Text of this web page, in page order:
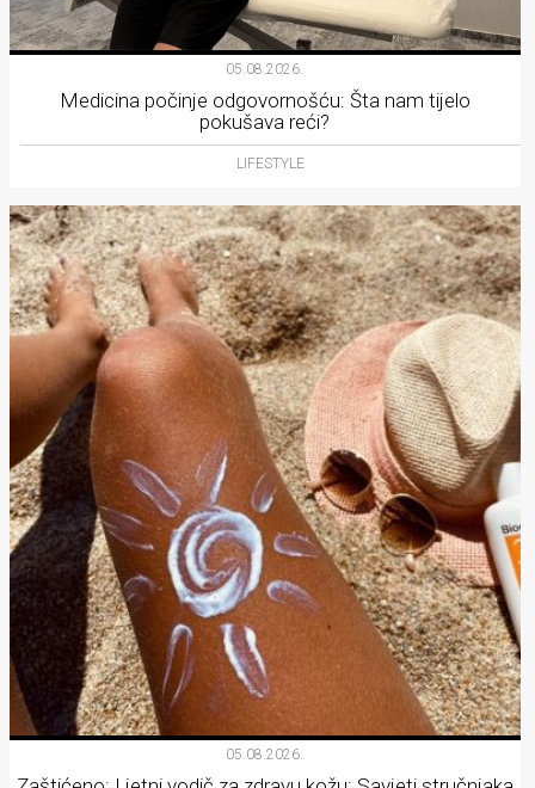
05.08.2026.
Medicina počinje odgovornošću: Šta nam tijelo
pokušava reći?
LIFESTYLE
05.08.2026.